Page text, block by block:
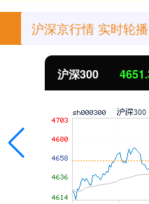
沪深京行情 实时轮播
北证50